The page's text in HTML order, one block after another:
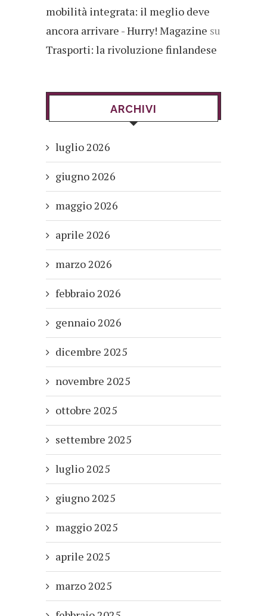
mobilità integrata: il meglio deve
ancora arrivare - Hurry! Magazine su
Trasporti: la rivoluzione finlandese
ARCHIVI
luglio 2026
giugno 2026
maggio 2026
aprile 2026
marzo 2026
febbraio 2026
gennaio 2026
dicembre 2025
novembre 2025
ottobre 2025
settembre 2025
luglio 2025
giugno 2025
maggio 2025
aprile 2025
marzo 2025